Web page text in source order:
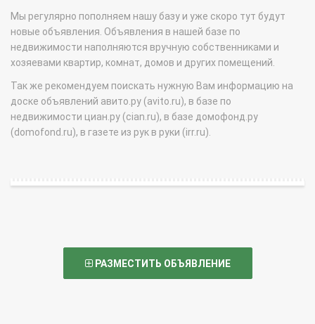
Мы регулярно пополняем нашу базу и уже скоро тут будут
новые объявления. Объявления в нашей базе по
недвижимости наполняются вручную собственниками и
хозяевами квартир, комнат, домов и других помещений.
Так же рекомендуем поискать нужную Вам информацию на
доске объявлений авито.ру (avito.ru), в базе по
недвижимости циан.ру (cian.ru), в базе домофонд.ру
(domofond.ru), в газете из рук в руки (irr.ru).
РАЗМЕСТИТЬ ОБЪЯВЛЕНИЕ